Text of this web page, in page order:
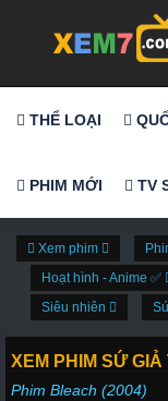
THỂ LOẠI
PHIM MỚI TV
Xem phim
Hoạt hình - Anime ✅
Siêu nhiên
XEM PHIM SỨ
Phim Bleach (2004)